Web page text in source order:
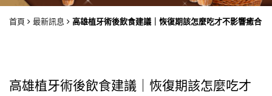
首頁 最新訊息 高雄植牙術後飲食建議｜恢復期該怎麼吃才不影響癒合
高雄植牙術後飲食建議｜恢復期該怎麼吃才